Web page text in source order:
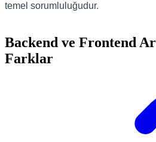
temel sorumluluğudur.
Backend ve Frontend
Farklar